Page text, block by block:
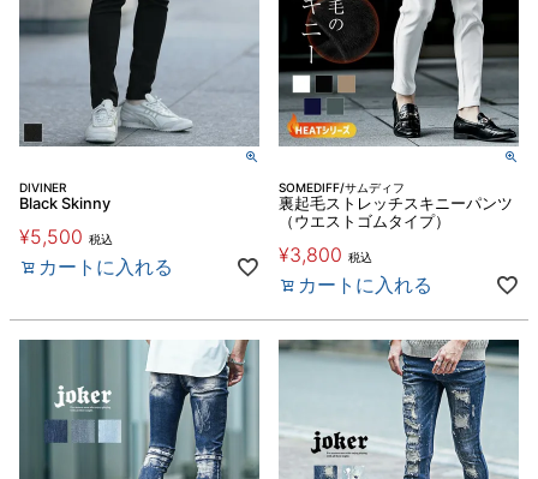
DIVINER
Black Skinny
¥5,500 税込
カートに入れる
SOMEDIFF/サムディフ
裏起毛ストレッチスキニーパンツ
（ウエストゴムタイプ）
¥3,800 税込
カートに入れる